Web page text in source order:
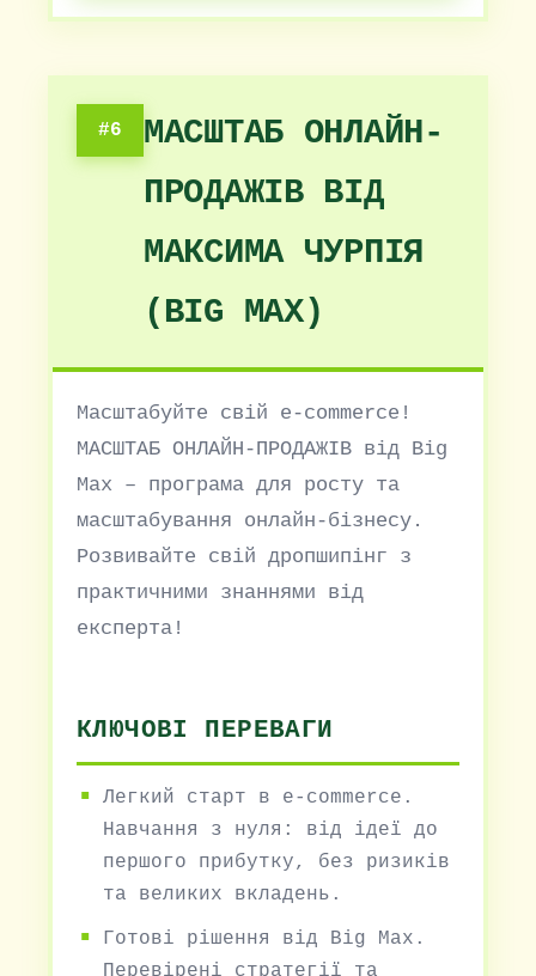
#6
МАСШТАБ ОНЛАЙН-
ПРОДАЖІВ ВІД
МАКСИМА ЧУРПІЯ
(BIG MAX)
Масштабуйте свій e-commerce!
МАСШТАБ ОНЛАЙН-ПРОДАЖІВ від Big
Max – програма для росту та
масштабування онлайн-бізнесу.
Розвивайте свій дропшипінг з
практичними знаннями від
експерта!
КЛЮЧОВІ ПЕРЕВАГИ
Легкий старт в e-commerce.
Навчання з нуля: від ідеї до
першого прибутку, без ризиків
та великих вкладень.
Готові рішення від Big Max.
Перевірені стратегії та